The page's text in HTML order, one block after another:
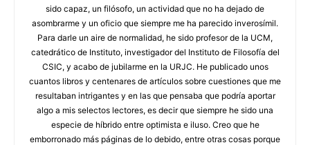
sido capaz, un filósofo, un actividad que no ha dejado de
asombrarme y un oficio que siempre me ha parecido inverosímil.
Para darle un aire de normalidad, he sido profesor de la UCM,
catedrático de Instituto, investigador del Instituto de Filosofía del
CSIC, y acabo de jubilarme en la URJC. He publicado unos
cuantos libros y centenares de artículos sobre cuestiones que me
resultaban intrigantes y en las que pensaba que podría aportar
algo a mis selectos lectores, es decir que siempre he sido una
especie de híbrido entre optimista e iluso. Creo que he
emborronado más páginas de lo debido, entre otras cosas porque